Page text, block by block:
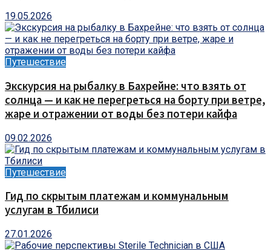
19.05.2026
Путешествие
Экскурсия на рыбалку в Бахрейне: что взять от
солнца — и как не перегреться на борту при ветре,
жаре и отражении от воды без потери кайфа
09.02.2026
Путешествие
Гид по скрытым платежам и коммунальным
услугам в Тбилиси
27.01.2026